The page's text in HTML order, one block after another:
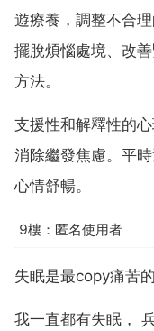
遊療養，調整不合
擺脫煩惱處境、改
方法。
支援性和解釋性的
消除繼發焦慮。平
心情舒暢。
9樓：匿名使用者
失眠是最copy痛苦
我一直都有失眠，